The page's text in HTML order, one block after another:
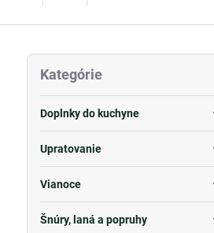
Kategórie
Doplnky do kuchyne
Upratovanie
Vianoce
Šnúry, laná a popruhy